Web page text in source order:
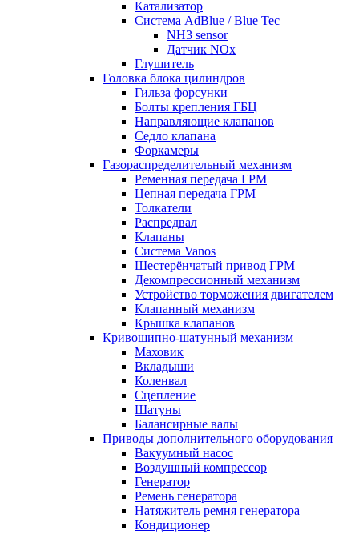
Катализатор
Система AdBlue / Blue Tec
NH3 sensor
Датчик NOx
Глушитель
Головка блока цилиндров
Гильза форсунки
Болты крепления ГБЦ
Направляющие клапанов
Седло клапана
Форкамеры
Газораспределительный механизм
Ременная передача ГРМ
Цепная передача ГРМ
Толкатели
Распредвал
Клапаны
Система Vanos
Шестерёнчатый привод ГРМ
Декомпрессионный механизм
Устройство торможения двигателем
Клапанный механизм
Крышка клапанов
Кривошипно-шатунный механизм
Маховик
Вкладыши
Коленвал
Сцепление
Шатуны
Балансирные валы
Приводы дополнительного оборудования
Вакуумный насос
Воздушный компрессор
Генератор
Ремень генератора
Натяжитель ремня генератора
Кондиционер